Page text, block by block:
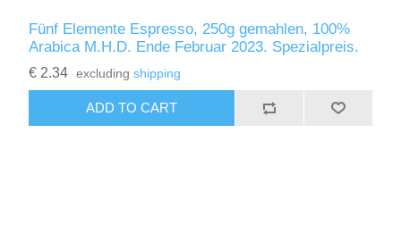
Fünf Elemente Espresso, 250g gemahlen, 100%
Arabica M.H.D. Ende Februar 2023. Spezialpreis.
€ 2.34 excludingshipping
ADD TO CART